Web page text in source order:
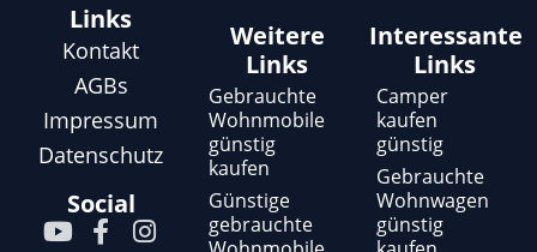
Links
Kontakt
AGBs
Impressum
Datenschutz
Social
Y F I
Weitere
Links
Gebrauchte
Wohnmobile
günstig
kaufen
Günstige
gebrauchte
Interessante
Links
Camper
kaufen
günstig
Gebrauchte
Wohnwagen
günstig